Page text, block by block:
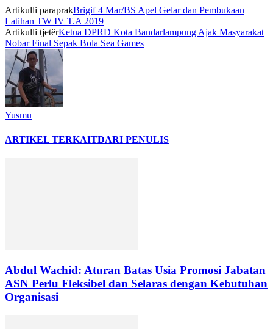
Artikulli paraprakBrigif 4 Mar/BS Apel Gelar dan Pembukaan
Latihan TW IV T.A 2019
Artikulli tjetërKetua DPRD Kota Bandarlampung Ajak Masyarakat
Nobar Final Sepak Bola Sea Games
Yusmu
ARTIKEL TERKAITDARI PENULIS
Abdul Wachid: Aturan Batas Usia Promosi Jabatan
ASN Perlu Fleksibel dan Selaras dengan Kebutuhan
Organisasi